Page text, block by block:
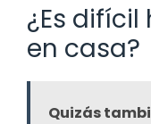
¿Es
en casa?
Quizás